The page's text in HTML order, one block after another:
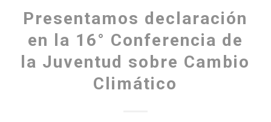
Presentamos declaración
en la 16° Conferencia de
la Juventud sobre Cambio
Climático